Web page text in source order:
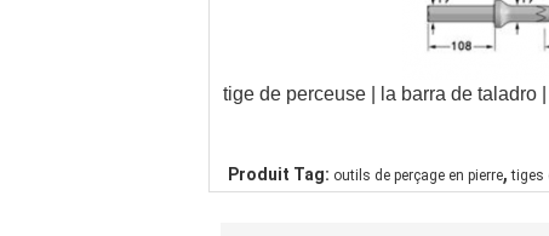
tige de perceuse | la barra de taladro
Produit Tag: outils de perçage en pierre, tiges